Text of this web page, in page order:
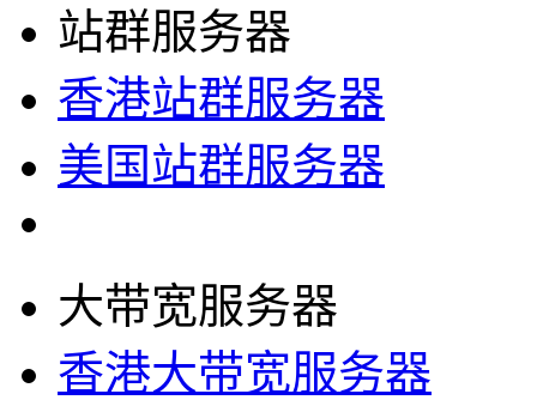
站群服务器
香港站群服务器
美国站群服务器
大带宽服务器
香港大带宽服务器